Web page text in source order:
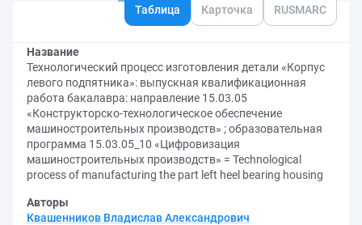
Таблица Карточка RUSMARC
Название
Технологический процесс изготовления детали «Корпус
левого подпятника»: выпускная квалификационная
работа бакалавра: направление 15.03.05
«Конструкторско-технологическое обеспечение
машиностроительных производств» ; образовательная
программа 15.03.05_10 «Цифровизация
машиностроительных производств» = Technological
process of manufacturing the part left heel bearing housing
Авторы
Квашенников Владислав Александрович